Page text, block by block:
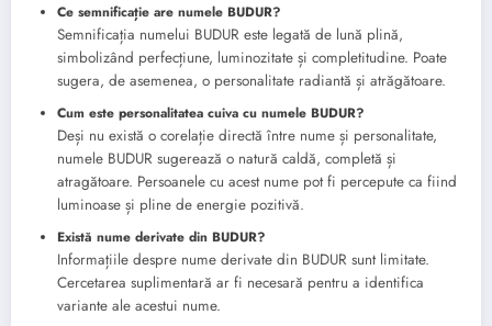
Ce semnificație are numele BUDUR?
Semnificația numelui BUDUR este legată de lună plină,
simbolizând perfecțiune, luminozitate și completitudine. Poate
sugera, de asemenea, o personalitate radiantă și atrăgătoare.
Cum este personalitatea cuiva cu numele BUDUR?
Deși nu există o corelație directă între nume și personalitate,
numele BUDUR sugerează o natură caldă, completă și
atragătoare. Persoanele cu acest nume pot fi percepute ca fiind
luminoase și pline de energie pozitivă.
Există nume derivate din BUDUR?
Informațiile despre nume derivate din BUDUR sunt limitate.
Cercetarea suplimentară ar fi necesară pentru a identifica
variante ale acestui nume.